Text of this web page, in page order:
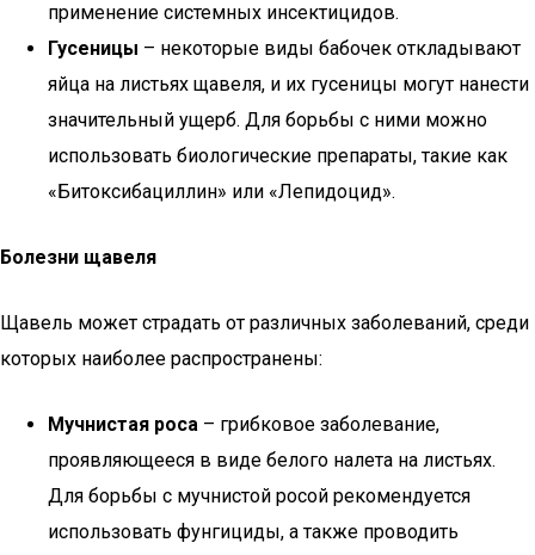
применение системных инсектицидов.
Гусеницы – некоторые виды бабочек откладывают
яйца на листьях щавеля, и их гусеницы могут нанести
значительный ущерб. Для борьбы с ними можно
использовать биологические препараты, такие как
«Битоксибациллин» или «Лепидоцид».
Болезни щавеля
Щавель может страдать от различных заболеваний, среди
которых наиболее распространены:
Мучнистая роса – грибковое заболевание,
проявляющееся в виде белого налета на листьях.
Для борьбы с мучнистой росой рекомендуется
использовать фунгициды, а также проводить